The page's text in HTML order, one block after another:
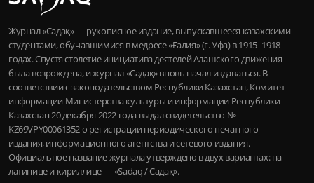
Журнал «Садақ» — рукописное издание, выпускавшееся казахскими
студентами, обучавшимися в медресе «Ғалия» (г. Уфа) в 1915–1918
годах. Спустя столетие инициатива деятелей Алашского движения
была возрождена, и журнал «Садақ» вновь начал издаваться. В
соответствии с законодательством Республики Казахстан, Комитет
информации Министерства культуры и информации Республики
Казахстан 20 декабря 2022 года выдал свидетельство №
KZ69VPY00061352 о регистрации периодического печатного
издания, информационного агентства и сетевого издания.
Официальное название журнала утверждено в двух вариантах: на
латинице и кириллице — «Sadaq / Садақ».